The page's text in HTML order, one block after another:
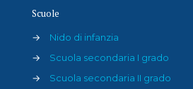
Scuole
→
Nido di infanzia
→
Scuola secondaria I grado
→
Scuola secondaria II grado